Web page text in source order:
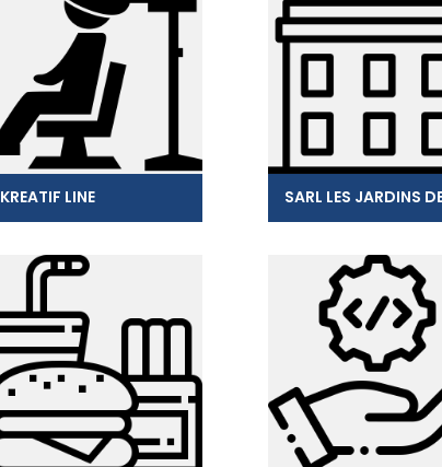
KREATIF LINE